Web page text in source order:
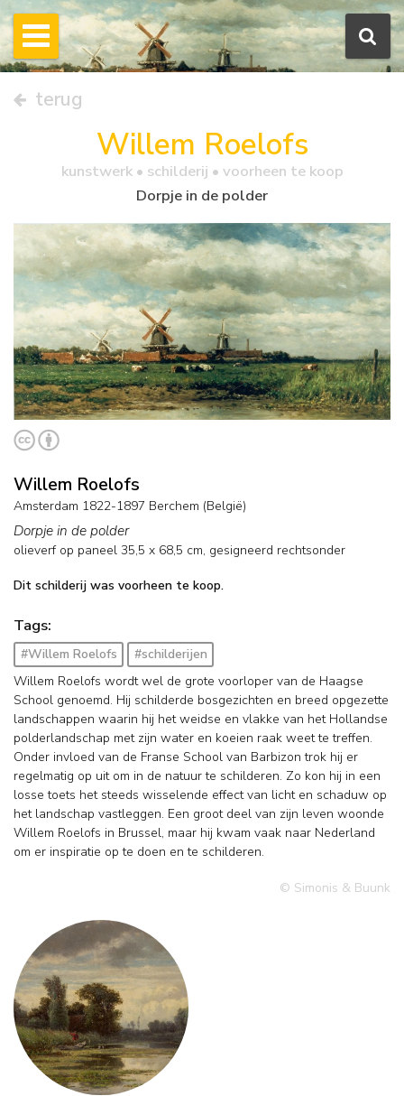
terug
Willem Roelofs
kunstwerk • schilderij • voorheen te koop
Dorpje in de polder
Willem Roelofs
Amsterdam 1822-1897 Berchem (België)
Dorpje in de polder
olieverf op paneel 35,5 x 68,5 cm, gesigneerd rechtsonder
Dit schilderij was voorheen te koop.
Tags:
#Willem Roelofs
#schilderijen
Willem Roelofs wordt wel de grote voorloper van de Haagse
School genoemd. Hij schilderde bosgezichten en breed opgezette
landschappen waarin hij het weidse en vlakke van het Hollandse
polderlandschap met zijn water en koeien raak weet te treffen.
Onder invloed van de Franse School van Barbizon trok hij er
regelmatig op uit om in de natuur te schilderen. Zo kon hij in een
losse toets het steeds wisselende effect van licht en schaduw op
het landschap vastleggen. Een groot deel van zijn leven woonde
Willem Roelofs in Brussel, maar hij kwam vaak naar Nederland
om er inspiratie op te doen en te schilderen.
© Simonis & Buunk